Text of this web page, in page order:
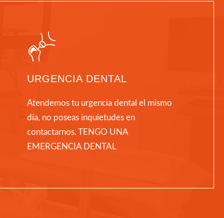
URGENCIA DENTAL
Atendemos tu urgencia dental el mismo
día, no poseas inquietudes en
contactarnos. TENGO UNA
EMERGENCIA DENTAL